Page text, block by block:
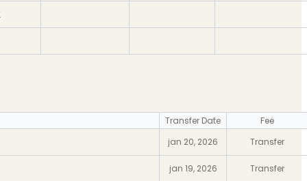
Transfer Date
Fee
jan 20, 2026
Transfer
jan 19, 2026 Transfer